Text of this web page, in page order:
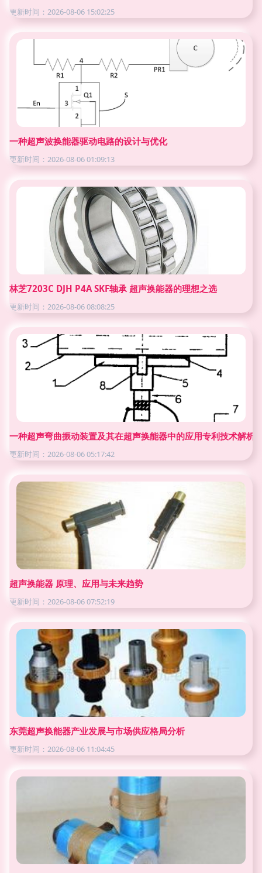
更新时间：2026-08-06 15:02:25
一种超声波换能器驱动电路的设计与优化
更新时间：2026-08-06 01:09:13
林芝7203C DJH P4A SKF轴承 超声换能器的理想之选
更新时间：2026-08-06 08:08:25
一种超声弯曲振动装置及其在超声换能器中的应用专利技术解析
更新时间：2026-08-06 05:17:42
超声换能器 原理、应用与未来趋势
更新时间：2026-08-06 07:52:19
东莞超声换能器产业发展与市场供应格局分析
更新时间：2026-08-06 11:04:45